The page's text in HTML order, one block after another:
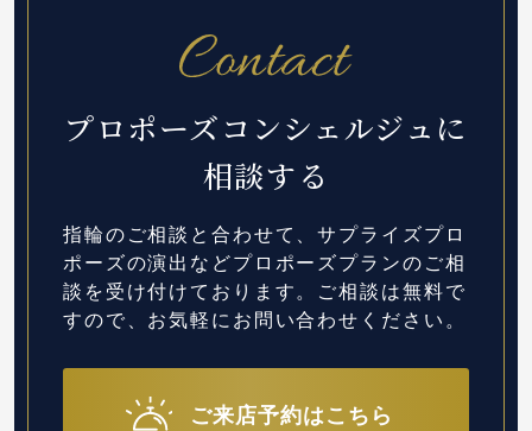
プロポーズコンシェルジュに
相談する
指輪のご相談と合わせて、サプライズプロ
ポーズの演出などプロポーズプランのご相
談を受け付けております。 ご相談は無料で
すので、お気軽にお問い合わせください。
ご来店予約はこちら